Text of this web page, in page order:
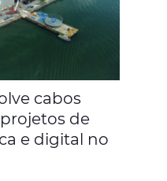
cabos
de
e digital no